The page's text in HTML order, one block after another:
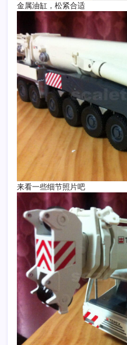
金属油缸，松紧合适
来看一些细节照片吧